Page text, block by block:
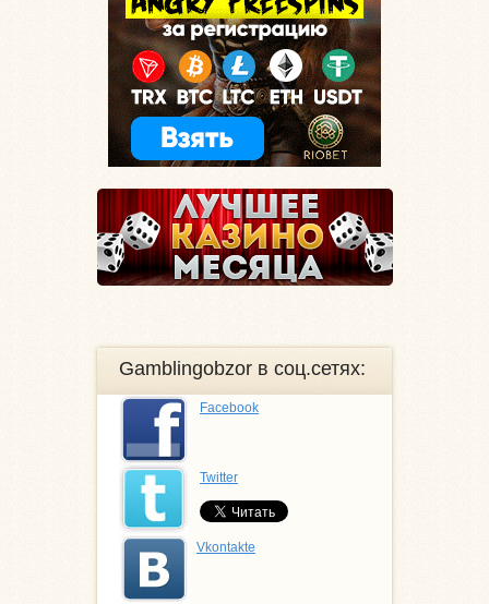
Gamblingobzor в соц.сетях:
Facebook
Twitter
Vkontakte